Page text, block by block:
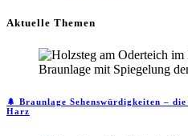
Aktuelle Themen
🌲 Braunlage Sehenswürdigkeiten –
Harz